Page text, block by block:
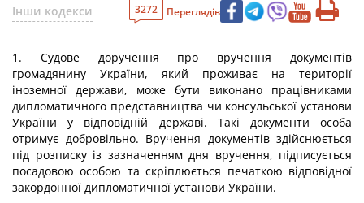
Інши кодекси
3272 Переглядів
1. Судове доручення про вручення документів
громадянину України, який проживає на території
іноземної держави, може бути виконано працівниками
дипломатичного представництва чи консульської установи
України у відповідній державі. Такі документи особа
отримує добровільно. Вручення документів здійснюється
під розписку із зазначенням дня вручення, підписується
посадовою особою та скріплюється печаткою відповідної
закордонної дипломатичної установи України.